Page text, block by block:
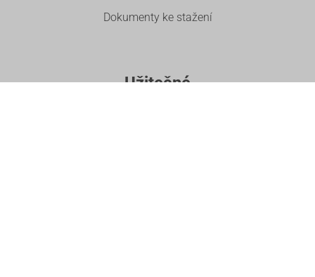
Dokumenty ke stažení
Užitečné